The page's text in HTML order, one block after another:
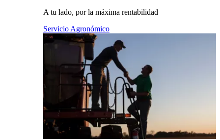
A tu lado, por la máxima rentabilidad
Servicio Agronómico